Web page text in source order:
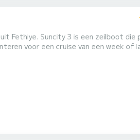
Fethiye. Suncity 3 is een zeilboot
voor een cruise van een week of langer.
een totale lengte van 12 meter en